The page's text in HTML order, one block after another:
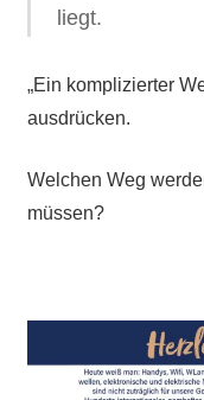
liegt.
„Ein komplizierter
ausdrücken.
Welchen Weg
müssen?